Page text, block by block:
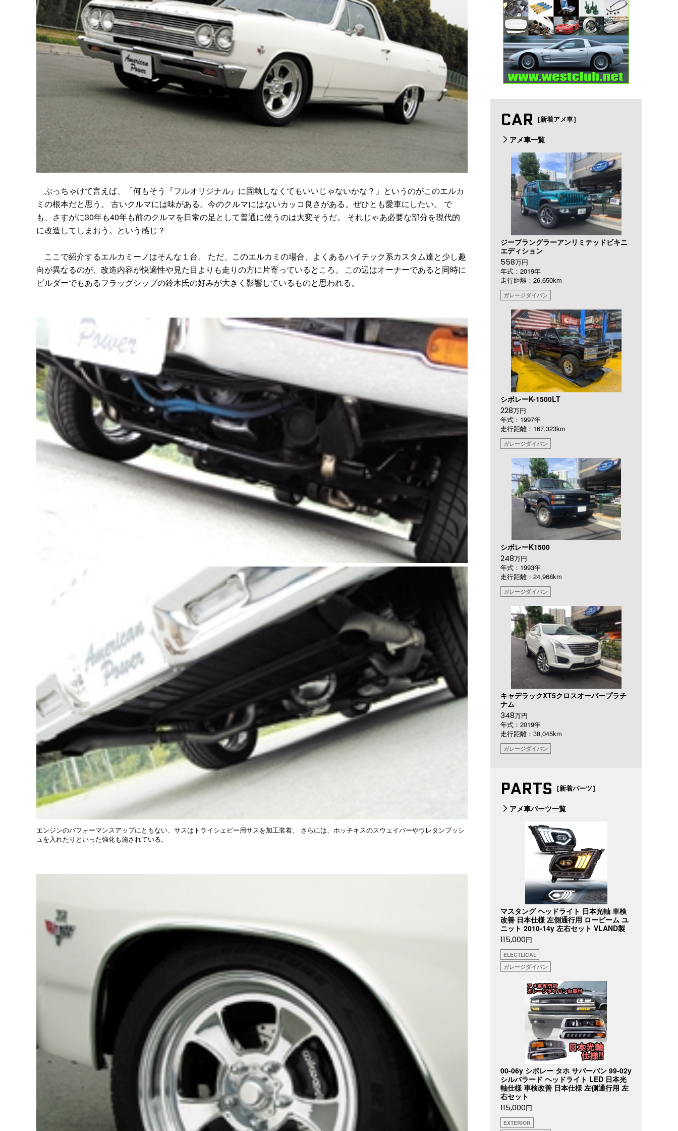
ぶっちゃけて言えば、「何もそう『フルオリジナル』に固執しなくてもいいじゃないかな？」というのがこのエルカ
ミの根本だと思う。 古いクルマには味がある。今のクルマにはないカッコ良さがある。ぜひとも愛車にしたい。 で
も、さすがに30年も40年も前のクルマを日常の足として普通に使うのは大変そうだ。 それじゃあ必要な部分を現代的
に改造してしまおう。という感じ？
ここで紹介するエルカミーノはそんな１台。 ただ、このエルカミの場合、よくあるハイテック系カスタム達と少し趣
向が異なるのが、改造内容が快適性や見た目よりも走りの方に片寄っているところ。 この辺はオーナーであると同時に
ビルダーでもあるフラッグシップの鈴木氏の好みが大きく影響しているものと思われる。
エンジンのパフォーマンスアップにともない、サスはトライシェビー用サスを加工装着。 さらには、ホッチキスのスウェイバーやウレタンブッシ
ュを入れたりといった強化も施されている。
CAR ［新着アメ車］
アメ車一覧
ジープラングラーアンリミテッドビキニ
エディション
558万円
年式：2019年
走行距離：26,650km
ガレージダイバン
シボレーK-1500LT
228万円
年式：1997年
走行距離：167,323km
ガレージダイバン
シボレーK1500
248万円
年式：1993年
走行距離：24,968km
ガレージダイバン
キャデラックXT5クロスオーバープラチ
ナム
348万円
年式：2019年
走行距離：38,045km
ガレージダイバン
PARTS ［新着パーツ］
アメ車パーツ一覧
マスタング ヘッドライト 日本光軸 車検
改善 日本仕様 左側通行用 ロービーム ユ
ニット 2010-14y 左右セット VLAND製
115,000円
ELECTLICAL
ガレージダイバン
00-06y シボレー タホ サバーバン 99-02y
シルバラード ヘッドライト LED 日本光
軸仕様 車検改善 日本仕様 左側通行用 左
右セット
115,000円
EXTERIOR